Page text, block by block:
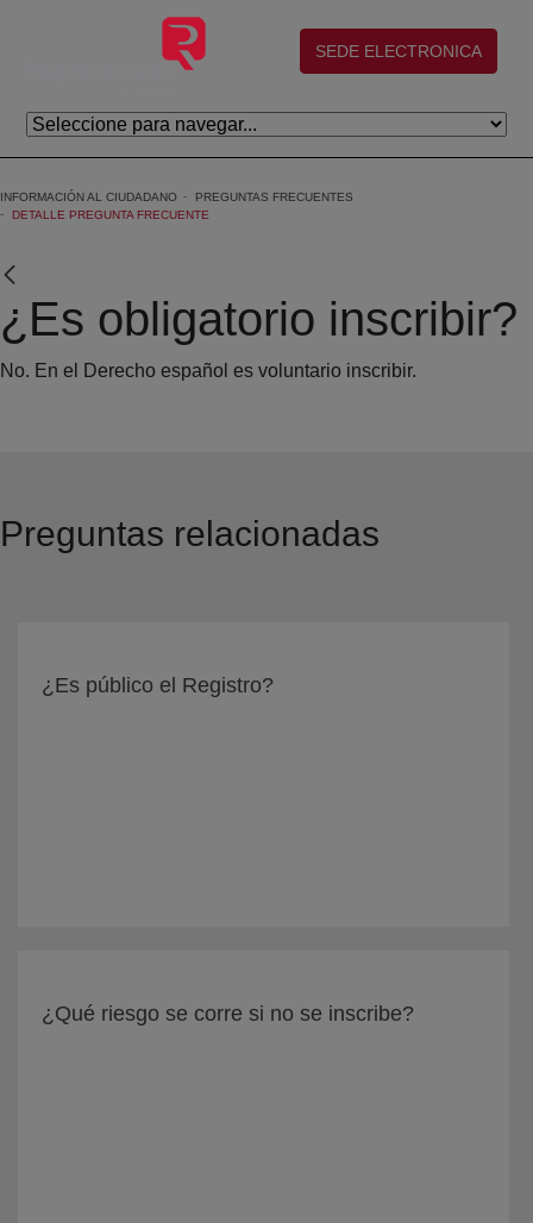
Saltar al contenido principal
(abre en nueva ventana)
SEDE ELECTRONICA
INFORMACIÓN AL CIUDADANO
PREGUNTAS FRECUENTES
DETALLE PREGUNTA FRECUENTE
¿Es obligatorio inscribir?
No. En el Derecho español es voluntario inscribir.
Preguntas relacionadas
¿Es público el Registro?
¿Qué riesgo se corre si no se inscribe?